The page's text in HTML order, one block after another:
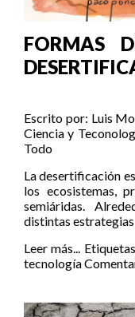
FORMAS
Escrito por: Luis
Ciencia y
Todo
La desertificación
los ecosistemas,
semiáridas.
distintas
Leer más...
tecnología